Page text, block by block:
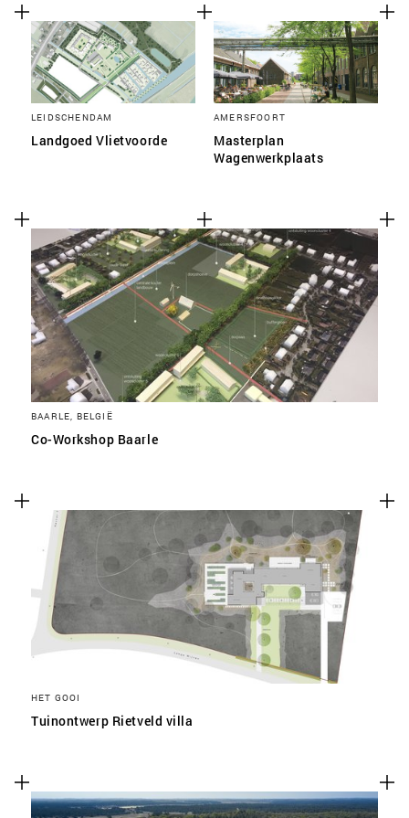
LEIDSCHENDAM
Landgoed Vlietvoorde
AMERSFOORT
Masterplan
Wagenwerkplaats
BAARLE, BELGIË
Co-Workshop Baarle
HET GOOI
Tuinontwerp Rietveld villa